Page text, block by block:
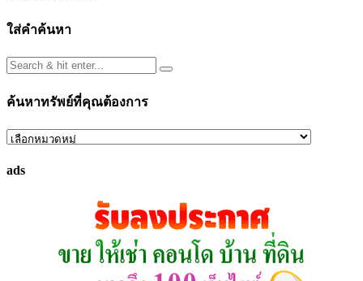
ใส่คำค้นหา
ค้นหาทรัพย์ที่คุณต้องการ
ค้นหา
ที่
ads